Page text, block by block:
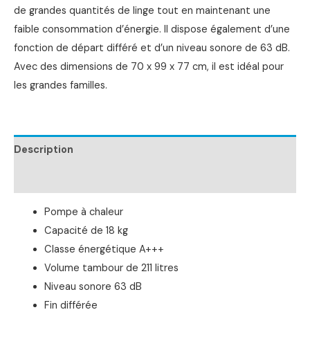
de grandes quantités de linge tout en maintenant une
faible consommation d’énergie. Il dispose également d’une
fonction de départ différé et d’un niveau sonore de 63 dB.
Avec des dimensions de 70 x 99 x 77 cm, il est idéal pour
les grandes familles.
Description
Pompe à chaleur
Capacité de 18 kg
Classe énergétique A+++
Volume tambour de 211 litres
Niveau sonore 63 dB
Fin différée